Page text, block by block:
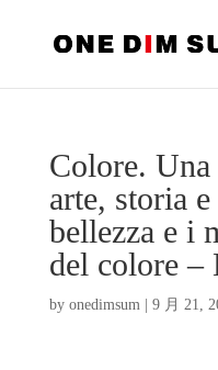
Colore.
arte, storia
bellezza e i
del colore –
by onedimsum| 9 月 21,